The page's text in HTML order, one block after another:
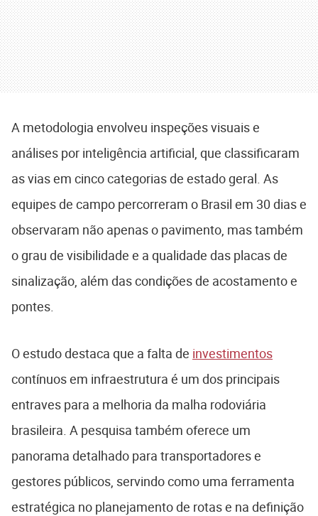
A metodologia envolveu inspeções visuais e
análises por inteligência artificial, que classificaram
as vias em cinco categorias de estado geral. As
equipes de campo percorreram o Brasil em 30 dias e
observaram não apenas o pavimento, mas também
o grau de visibilidade e a qualidade das placas de
sinalização, além das condições de acostamento e
pontes.
O estudo destaca que a falta de investimentos
contínuos em infraestrutura é um dos principais
entraves para a melhoria da malha rodoviária
brasileira. A pesquisa também oferece um
panorama detalhado para transportadores e
gestores públicos, servindo como uma ferramenta
estratégica no planejamento de rotas e na definição